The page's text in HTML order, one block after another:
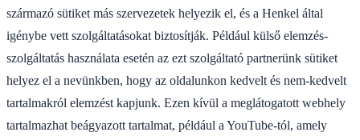
származó sütiket más szervezetek helyezik el, és a Henkel által
igénybe vett szolgáltatásokat biztosítják. Például külső elemzés-
szolgáltatás használata esetén az ezt szolgáltató partnerünk sütiket
helyez el a nevünkben, hogy az oldalunkon kedvelt és nem-kedvelt
tartalmakról elemzést kapjunk. Ezen kívül a meglátogatott webhely
tartalmazhat beágyazott tartalmat, például a YouTube-tól, amely